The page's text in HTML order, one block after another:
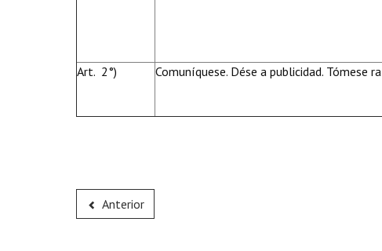
Art. 2°) Comuníquese. Dése a publicidad. Tómese
Anterior